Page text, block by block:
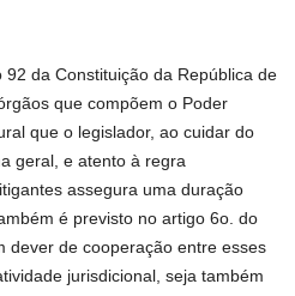
da Constituição da República de
que compõem o Poder
que o legislador, ao cuidar do
geral, e atento à regra
assegura uma duração
é previsto no artigo 6o. do
dever de cooperação entre esses
jurisdicional, seja também